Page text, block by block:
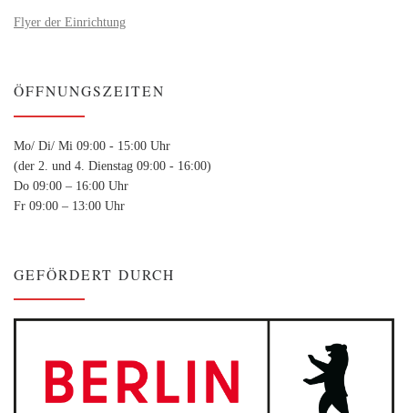
Flyer der Einrichtung
ÖFFNUNGSZEITEN
Mo/ Di/ Mi 09:00 - 15:00 Uhr
(der 2. und 4. Dienstag 09:00 - 16:00)
Do 09:00 – 16:00 Uhr
Fr 09:00 – 13:00 Uhr
GEFÖRDERT DURCH